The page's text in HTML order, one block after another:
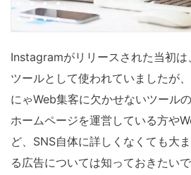
Instagramがリリースされた当初
ツールとして使われていましたが
にゃWeb集客に欠かせないツール
ホームページを運営している方や
ど、SNS自体に詳しくなくても大
る広告については知っておきたいで